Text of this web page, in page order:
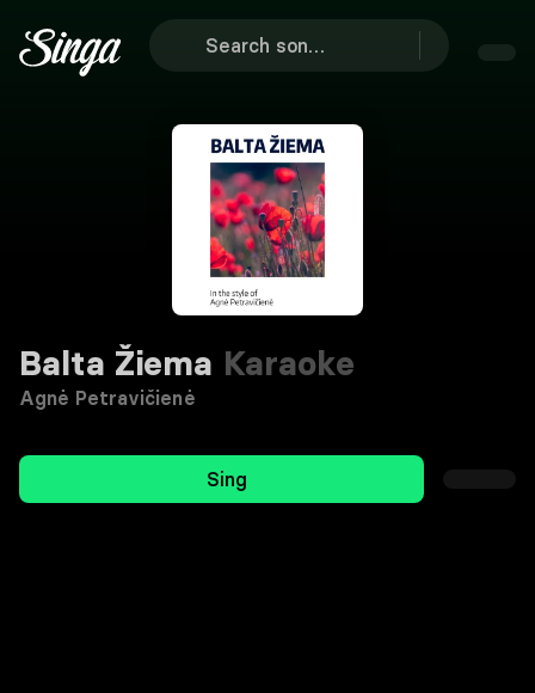
Balta Žiema Karaoke
Agnė Petravičienė
Sing